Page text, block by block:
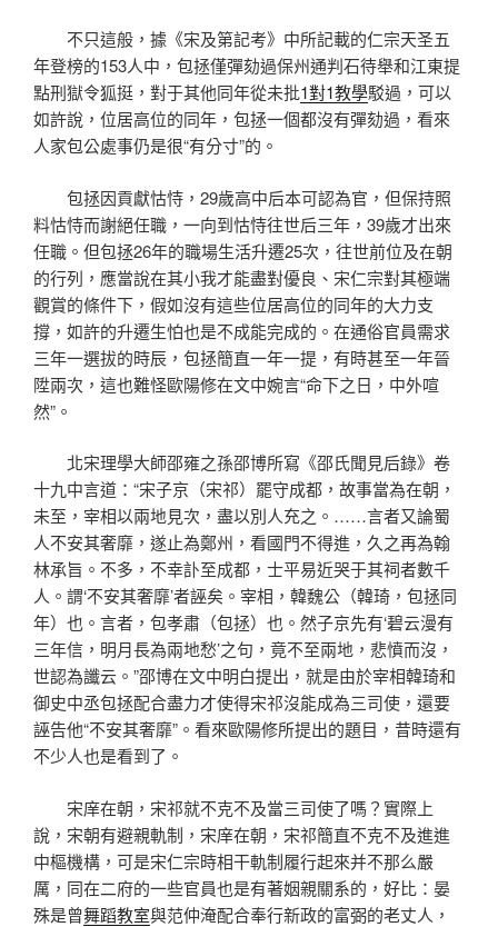
不只這般，據《宋及第記考》中所記載的仁宗天圣五
年登榜的153人中，包拯僅彈劾過保州通判石待舉和江東提
點刑獄令狐挺，對于其他同年從未批1對1教學駁過，可以
如許說，位居高位的同年，包拯一個都沒有彈劾過，看來
人家包公處事仍是很“有分寸”的。
包拯因貢獻怙恃，29歲高中后本可認為官，但保持照
料怙恃而謝絕任職，一向到怙恃往世后三年，39歲才出來
任職。但包拯26年的職場生活升遷25次，往世前位及在朝
的行列，應當說在其小我才能盡對優良、宋仁宗對其極端
觀賞的條件下，假如沒有這些位居高位的同年的大力支
撐，如許的升遷生怕也是不成能完成的。在通俗官員需求
三年一選拔的時辰，包拯簡直一年一提，有時甚至一年晉
陞兩次，這也難怪歐陽修在文中婉言“命下之日，中外喧
然”。
北宋理學大師邵雍之孫邵博所寫《邵氏聞見后錄》卷
十九中言道：“宋子京（宋祁）罷守成都，故事當為在朝，
未至，宰相以兩地見次，盡以別人充之。……言者又論蜀
人不安其奢靡，遂止為鄭州，看國門不得進，久之再為翰
林承旨。不多，不幸訃至成都，士平易近哭于其祠者數千
人。謂‘不安其奢靡’者誣矣。宰相，韓魏公（韓琦，包拯同
年）也。言者，包孝肅（包拯）也。然子京先有‘碧云漫有
三年信，明月長為兩地愁’之句，竟不至兩地，悲憤而沒，
世認為讖云。”邵博在文中明白提出，就是由於宰相韓琦和
御史中丞包拯配合盡力才使得宋祁沒能成為三司使，還要
誣告他“不安其奢靡”。看來歐陽修所提出的題目，昔時還有
不少人也是看到了。
宋庠在朝，宋祁就不克不及當三司使了嗎？實際上
說，宋朝有避親軌制，宋庠在朝，宋祁簡直不克不及進進
中樞機構，可是宋仁宗時相干軌制履行起來并不那么嚴
厲，同在二府的一些官員也是有著姻親關系的，好比：晏
殊是曾舞蹈教室與范仲淹配合奉行新政的富弼的老丈人，